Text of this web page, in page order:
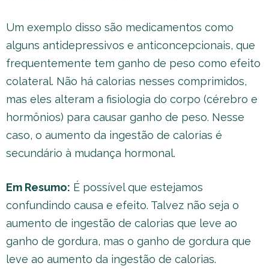
Um exemplo disso são medicamentos como
alguns antidepressivos e anticoncepcionais, que
frequentemente tem ganho de peso como efeito
colateral. Não há calorias nesses comprimidos,
mas eles alteram a fisiologia do corpo (cérebro e
hormônios) para causar ganho de peso. Nesse
caso, o aumento da ingestão de calorias é
secundário à mudança hormonal.
Em Resumo: É possível que estejamos
confundindo causa e efeito. Talvez não seja o
aumento de ingestão de calorias que leve ao
ganho de gordura, mas o ganho de gordura que
leve ao aumento da ingestão de calorias.